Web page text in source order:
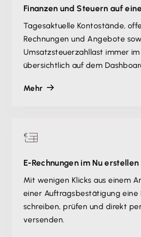
Finanzen und Steuern auf
Tagesaktuelle Kontostände,
Rechnungen und Angebote
Umsatzsteuerzahllast immer im
übersichtlich auf dem
Mehr
E-Rechnungen im Nu erstellen
Mit wenigen Klicks aus einem
einer Auftragsbestätigung eine
schreiben, prüfen und direkt
versenden.